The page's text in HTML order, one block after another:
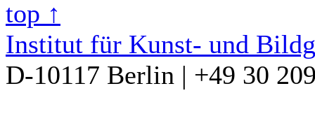
top ↑
Institut für Kunst- und
D-10117 Berlin | +49 30